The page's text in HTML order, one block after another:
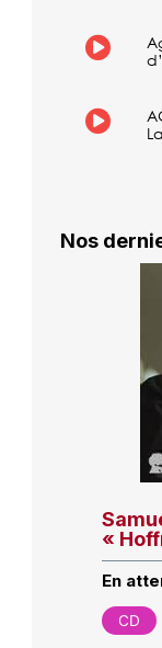
Nos
«
En
CD